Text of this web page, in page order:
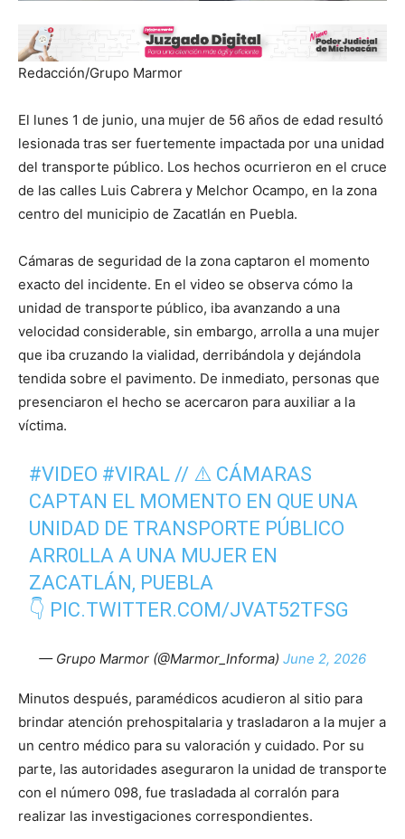
Redacción/Grupo Marmor
El lunes 1 de junio, una mujer de 56 años de edad resultó
lesionada tras ser fuertemente impactada por una unidad
del transporte público. Los hechos ocurrieron en el cruce
de las calles Luis Cabrera y Melchor Ocampo, en la zona
centro del municipio de Zacatlán en Puebla.
Cámaras de seguridad de la zona captaron el momento
exacto del incidente. En el video se observa cómo la
unidad de transporte público, iba avanzando a una
velocidad considerable, sin embargo, arrolla a una mujer
que iba cruzando la vialidad, derribándola y dejándola
tendida sobre el pavimento. De inmediato, personas que
presenciaron el hecho se acercaron para auxiliar a la
víctima.
#VIDEO #VIRAL // ⚠️ CÁMARAS
CAPTAN EL MOMENTO EN QUE UNA
UNIDAD DE TRANSPORTE PÚBLICO
ARR0LLA A UNA MUJER EN
ZACATLÁN, PUEBLA
👇 PIC.TWITTER.COM/JVAT52TFSG
— Grupo Marmor (@Marmor_Informa) June 2, 2026
Minutos después, paramédicos acudieron al sitio para
brindar atención prehospitalaria y trasladaron a la mujer a
un centro médico para su valoración y cuidado. Por su
parte, las autoridades aseguraron la unidad de transporte
con el número 098, fue trasladada al corralón para
realizar las investigaciones correspondientes.